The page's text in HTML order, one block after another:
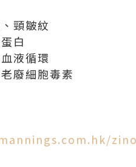
頸皺紋
白
液循環
廢細胞毒素